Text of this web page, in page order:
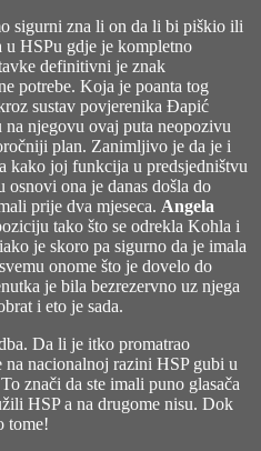
sigurni zna li on da li bi piškio ili
u HSPu gdje je kompletno
definitivni je znak
potrebe. Koja je poanta tog
sustav povjerenika Đapić
njegovu ovaj puta neopozivu
plan. Zanimljivo je da je i
kako joj funkcija u predsjedništvu
osnovi ona je danas došla do
prije dva mjeseca. Angela
tako što se odrekla Kohla i
je skoro pa sigurno da je imala
onome što je dovelo do
je bila bezrezervno uz njega
i eto je sada.
Da li je itko promatrao
nacionalnoj razini HSP gubi u
znači da ste imali puno glasača
HSP a na drugome nisu. Dok
tome!